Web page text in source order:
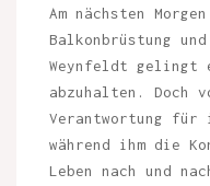
Am nächsten
Balkonbrüstung
Weynfeldt gelingt
abzuhalten. Doch
Verantwortung für
während ihm die
Leben nach und